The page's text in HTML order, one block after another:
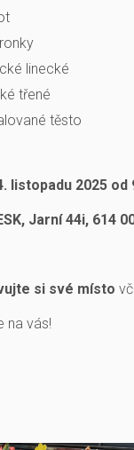
linecké
třené
těsto
listopadu 2025 od
Jarní 44i, 614
si své místo
na vás!